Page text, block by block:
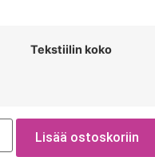
Tekstiilin koko
Lisää ostoskoriin